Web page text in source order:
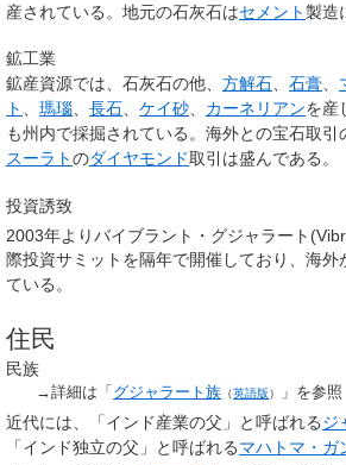
産されている。地元の石灰石はセメント製造
鉱工業
鉱産資源では、石灰石の他、 方解石 石膏
ト
瑪瑙 長石 ケイ砂 カーネリアンを産
も州内で採掘されている。海外との宝石取引
スーラトのダイヤモンド取引は盛んである。
投資誘致
2003年よりバイブラント・グジャラート
際投資サミットを隔年で開催しており、海外
ている。
住民
民族
→詳細は「 グジャラート族 （英語版） 」を参照
近代には、「インド産業の父」と呼ばれるジ
「インド独立の父」と呼ばれるマハトマ・ガ